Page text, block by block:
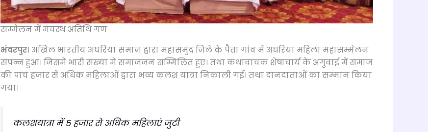
सम्मेलन में मंचस्थ अतिथि गण
भंवरपुर। अखिल भारतीय अघरिया समाज द्वारा महासमुंद जिले के पैता गांव में अघरिया महिला महासम्मेलन
संपन्न हुआ। जिसमें भारी संख्या में समाजजन सम्मिलित हुए। तथा कथावाचक शेषाचार्य के अगुवाई में समाज
की पांच हजार से अधिक महिलाओं द्वारा भव्य कलश यात्रा निकाली गई। तथा दानदाताओं का सम्मान किया
गया।
कलशयात्रा में 5 हजार से अधिक महिलाएं जुटी